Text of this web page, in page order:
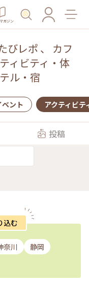
ガジン
びレポ 、 カフ
ィビティ・体
ル・宿
ベント アクティビテ
投稿
込む
奈川
静岡